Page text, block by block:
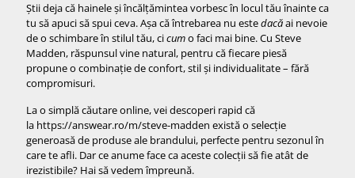
Știi deja că hainele și încălțămintea vorbesc în locul tău înainte ca
tu să apuci să spui ceva. Așa că întrebarea nu estedacăai nevoie
de o schimbare în stilul tău, cicumo faci mai bine. Cu Steve
Madden, răspunsul vine natural, pentru că fiecare piesă
propune o combinație de confort, stil și individualitate – fără
compromisuri.
La o simplă căutare online, vei descoperi rapid că
la https://answear.ro/m/steve-madden există o selecție
generoasă de produse ale brandului, perfecte pentru sezonul în
care te afli. Dar ce anume face ca aceste colecții să fie atât de
irezistibile? Hai să vedem împreună.